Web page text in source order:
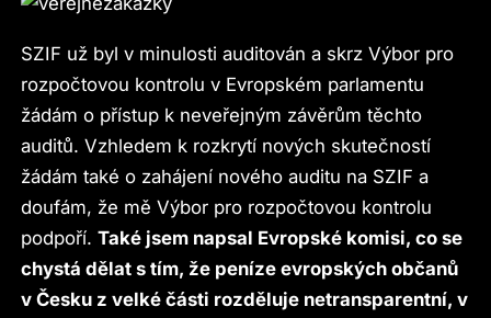
SZIF už byl v minulosti auditován a skrz Výbor pro
rozpočtovou kontrolu v Evropském parlamentu
žádám o přístup k neveřejným závěrům těchto
auditů. Vzhledem k rozkrytí nových skutečností
žádám také o zahájení nového auditu na SZIF a
doufám, že mě Výbor pro rozpočtovou kontrolu
podpoří.Také jsem napsal Evropské komisi, co se
chystá dělat s tím, že peníze evropských občanů
v Česku z velké části rozděluje netransparentní, v